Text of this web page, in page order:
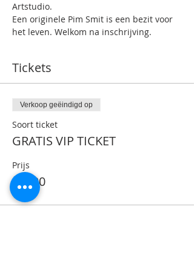
Artstudio.
Een originele Pim Smit is een bezit voor
het leven. Welkom na inschrijving.
Tickets
Verkoop geëindigd op
Soort ticket
GRATIS VIP TICKET
Prijs
€ 0,00